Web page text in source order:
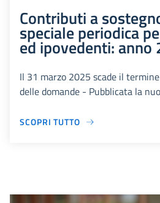
Contributi a
speciale periodica
ed ipovedenti: anno
Il 31 marzo 2025 scade il
delle domande - Pubblicata la
SCOPRI TUTTO